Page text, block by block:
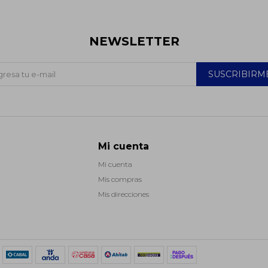
Mi cuenta
Mi cuenta
Mis compras
Mis direcciones
NEWSLETTER